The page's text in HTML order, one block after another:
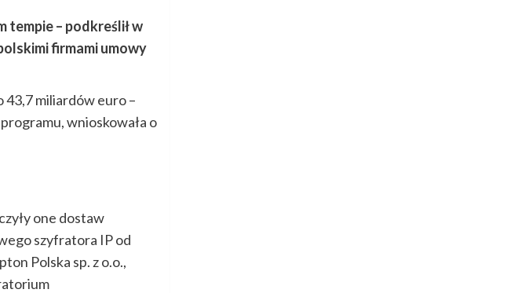
tempie – podkreślił w
firmami umowy
43,7 miliardów euro –
wnioskowała o
one dostaw
szyfratora IP od
Polska sp. z o.o.,